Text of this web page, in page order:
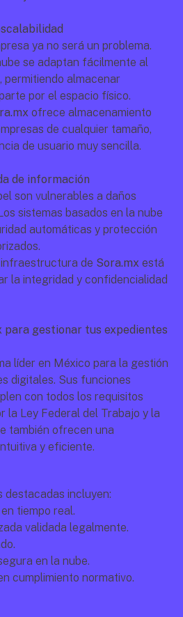
ya no será un problema.
se adaptan fácilmente al
permitiendo almacenar
por el espacio físico.
ofrece almacenamiento
de cualquier tamaño,
de usuario muy sencilla.
de información
son vulnerables a daños
sistemas basados en la nube
automáticas y protección
de Sora.mx está
la integridad y confidencialidad
para gestionar tus expedientes
líder en México para la gestión
digitales. Sus funciones
con todos los requisitos
la Ley Federal del Trabajo y la
también ofrecen una
y eficiente.
incluyen:
tiempo real.
validada legalmente.
en la nube.
cumplimiento normativo.